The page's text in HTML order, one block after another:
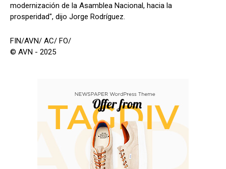
modernización de la Asamblea Nacional, hacia la
prosperidad", dijo Jorge Rodríguez.
FIN/AVN/ AC/ FO/
© AVN - 2025